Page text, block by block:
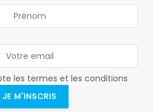
les termes et les conditions
JE M'INSCRIS